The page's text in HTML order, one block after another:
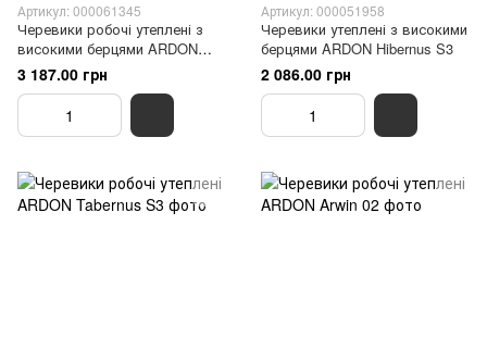
Артикул: 000061345
Черевики робочі утеплені з
високими берцями ARDON
Tibia S3 NM
3 187.00 грн
Артикул: 000051958
Черевики утеплені з високими
берцями ARDON Hibernus S3
2 086.00 грн